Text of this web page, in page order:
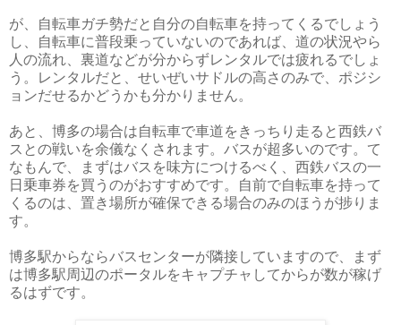
が、自転車ガチ勢だと自分の自転車を持ってくるでしょう
し、自転車に普段乗っていないのであれば、道の状況やら
人の流れ、裏道などが分からずレンタルでは疲れるでしょ
う。レンタルだと、せいぜいサドルの高さのみで、ポジシ
ョンだせるかどうかも分かりません。
あと、博多の場合は自転車で車道をきっちり走ると西鉄バ
スとの戦いを余儀なくされます。バスが超多いのです。て
なもんで、まずはバスを味方につけるべく、西鉄バスの一
日乗車券を買うのがおすすめです。自前で自転車を持って
くるのは、置き場所が確保できる場合のみのほうが捗りま
す。
博多駅からならバスセンターが隣接していますので、まず
は博多駅周辺のポータルをキャプチャしてからが数が稼げ
るはずです。